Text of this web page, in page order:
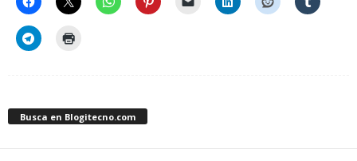
Busca en Blogitecno.com